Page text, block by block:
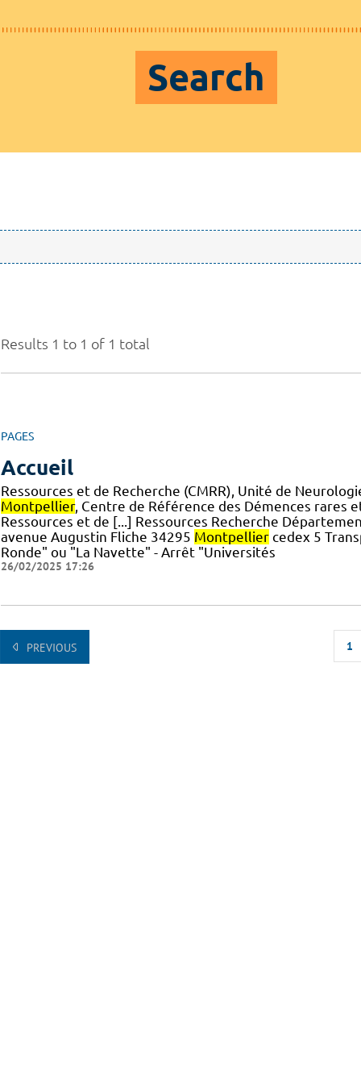
Search
Results 1 to 1 of 1 total
PAGES
Accueil
Ressources et de Recherche (CMRR), Unité de
Montpellier, Centre de Référence des Démences rares
Ressources et de [...] Ressources Recherche
avenue Augustin Fliche 34295 Montpelliercedex 5
Ronde" ou "La Navette" - Arrêt "Universités
26/02/2025 17:26
PREVIOUS 1